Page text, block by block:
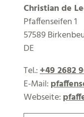
Christian de
Pfaffenseifen 1
57589
DE
Tel.:+49 2682
E-Mail:
Webseite: